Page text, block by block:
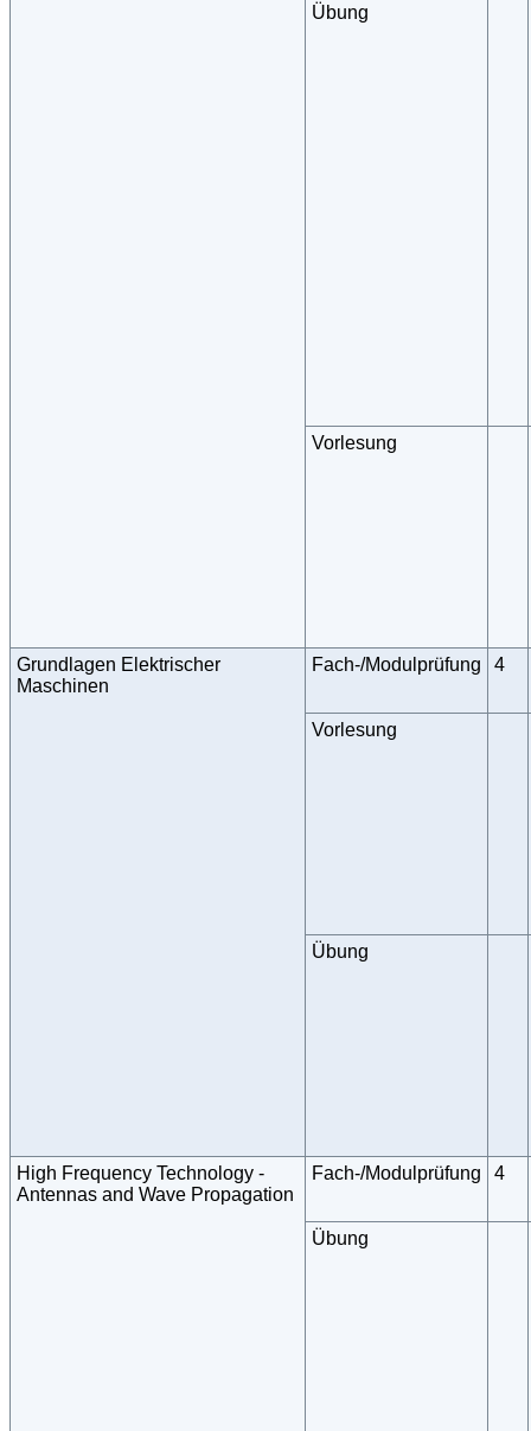
Übung
Vorlesung
Grundlagen Elektrischer
Maschinen
Fach-/Modulprüfung 4
Vorlesung
Übung
High Frequency Technology -
Antennas and Wave Propagation
Fach-/Modulprüfung 4
Übung